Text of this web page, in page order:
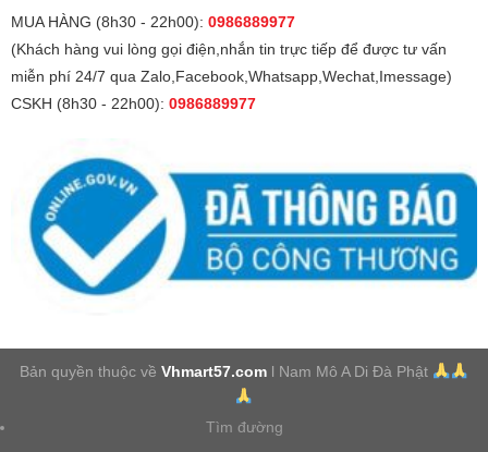
MUA HÀNG (8h30 - 22h00): 0986889977
(Khách hàng vui lòng gọi điện,nhắn tin trực tiếp để được tư vấn
miễn phí 24/7 qua Zalo,Facebook,Whatsapp,Wechat,Imessage)
CSKH (8h30 - 22h00): 0986889977
Bản quyền thuộc vềVhmart57.com l Nam Mô A Di Đà Phật
Tìm đường